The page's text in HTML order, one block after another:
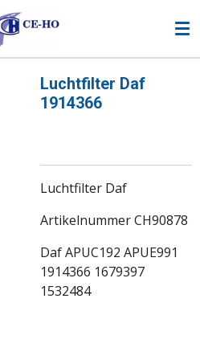
Luchtfilter Daf
1914366
Luchtfilter Daf
Artikelnummer CH90878
Daf APUC192 APUE991
1914366 1679397
1532484